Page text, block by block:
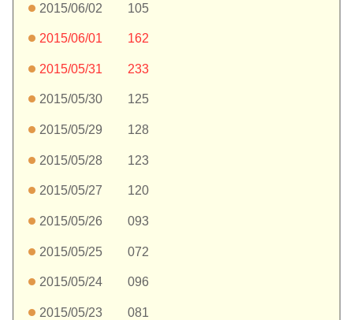
2015/06/02 105
2015/06/01 162
2015/05/31 233
2015/05/30 125
2015/05/29 128
2015/05/28 123
2015/05/27 120
2015/05/26 093
2015/05/25 072
2015/05/24 096
2015/05/23 081